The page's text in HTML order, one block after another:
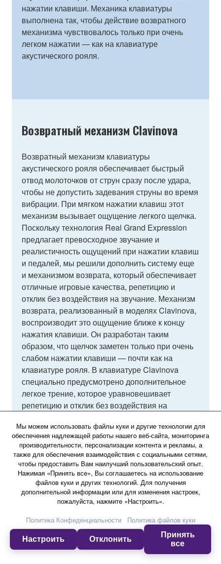
нажатии клавиши. Механика клавиатуры
выполнена так, чтобы действие возвратного
механизма чувствовалось только при очень
легком нажатии — как на клавиатуре
акустического рояля.
Возвратный механизм Clavinova
Возвратный механизм клавиатуры
акустического рояля обеспечивает быстрый
отвод молоточков от струн сразу после удара,
чтобы не допустить задевания струны во время
вибрации. При мягком нажатии клавиш этот
механизм вызывает ощущение легкого щелчка.
Поскольку технология Real Grand Expression
предлагает превосходное звучание и
реалистичность ощущений при нажатии клавиш
и педалей, мы решили дополнить систему еще
и механизмом возврата, который обеспечивает
отличные игровые качества, репетицию и
отклик без воздействия на звучание. Механизм
возврата, реализованный в моделях Clavinova,
воспроизводит это ощущение ближе к концу
нажатия клавиши. Он разработан таким
образом, что щелчок заметен только при очень
слабом нажатии клавиши — почти как на
клавиатуре рояля. В клавиатуре Clavinova
специально предусмотрено дополнительное
легкое трение, которое уравновешивает
репетицию и отклик без воздействия на
Мы можем использовать файлы куки и другие технологии для
обеспечения надлежащей работы нашего веб-сайта, мониторинга
производительности, персонализации контента и рекламы, а
также для обеспечения взаимодействия с социальными сетями,
чтобы предоставить Вам наилучший пользовательский опыт.
Нажимая «Принять все», Вы соглашаетесь на использование
файлов куки и других технологий. Для получения
дополнительной информации или для изменения настроек,
пожалуйста, нажмите «Настроить».
Политика Конфиденциальности
Политика файлов куки
Настроить Отклонить
Принять
все